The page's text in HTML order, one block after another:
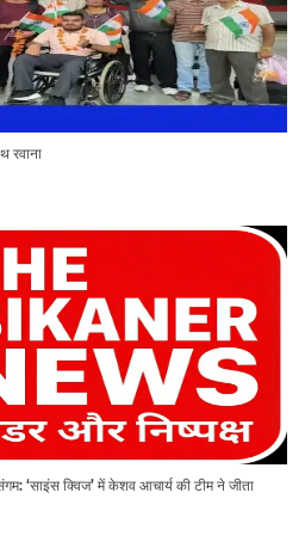
रवाना
‘साइंस क्विज’ में केशव आचार्य की टीम ने जीता